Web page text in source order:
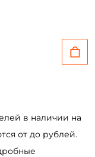
в наличии на
от до рублей.